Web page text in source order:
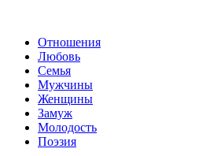
Отношения
Любовь
Семья
Мужчины
Женщины
Замуж
Молодость
Поэзия